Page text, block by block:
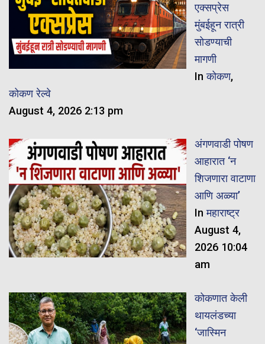
एक्सप्रेस
मुंबईहून रात्री
सोडण्याची
मागणी
Inकोकण,
कोकण रेल्वे
August 4, 2026 2:13 pm
अंगणवाडी पोषण
आहारात ‘न
शिजणारा वाटाणा
आणि अळ्या’
Inमहाराष्ट्र
August 4,
2026 10:04
am
कोकणात केली
थायलंडच्या
‘जास्मिन